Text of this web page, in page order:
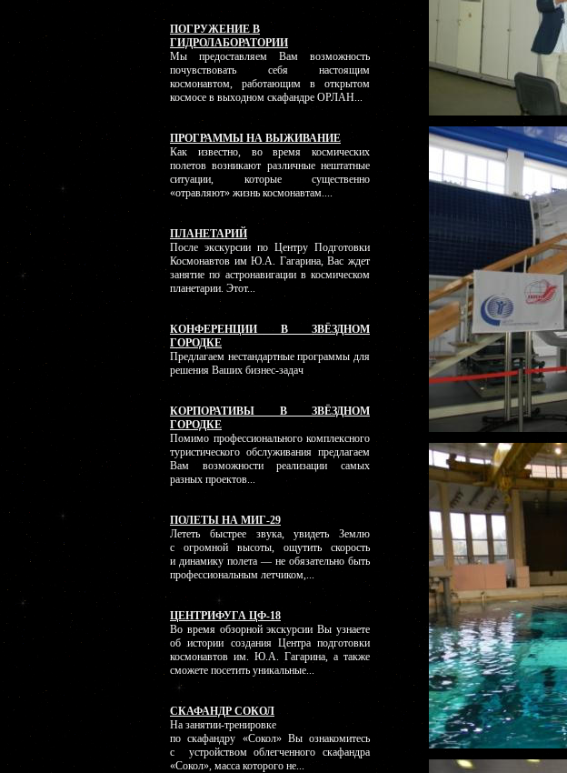
ПОГРУЖЕНИЕ В
ГИДРОЛАБОРАТОРИИ
Мы предоставляем Вам возможность
почувствовать себя настоящим
космонавтом, работающим в открытом
космосе в выходном скафандре ОРЛАН...
ПРОГРАММЫ НА ВЫЖИВАНИЕ
Как известно, во время космических
полетов возникают различные нештатные
ситуации, которые существенно
«отравляют» жизнь космонавтам....
ПЛАНЕТАРИЙ
После экскурсии по Центру Подготовки
Космонавтов им Ю.А. Гагарина, Вас ждет
занятие по астронавигации в космическом
планетарии. Этот...
КОНФЕРЕНЦИИ В ЗВЁЗДНОМ
ГОРОДКЕ
Предлагаем нестандартные программы для
решения Ваших бизнес-задач
КОРПОРАТИВЫ В ЗВЁЗДНОМ
ГОРОДКЕ
Помимо профессионального комплексного
туристического обслуживания предлагаем
Вам возможности реализации самых
разных проектов...
ПОЛЕТЫ НА МИГ-29
Лететь быстрее звука, увидеть Землю
с огромной высоты, ощутить скорость
и динамику полета — не обязательно быть
профессиональным летчиком,...
ЦЕНТРИФУГА ЦФ-18
Во время обзорной экскурсии Вы узнаете
об истории создания Центра подготовки
космонавтов им. Ю.А. Гагарина, а также
сможете посетить уникальные...
СКАФАНДР СОКОЛ
На занятии-тренировке
по скафандру «Сокол» Вы ознакомитесь
с устройством облегченного скафандра
«Сокол», масса которого не...